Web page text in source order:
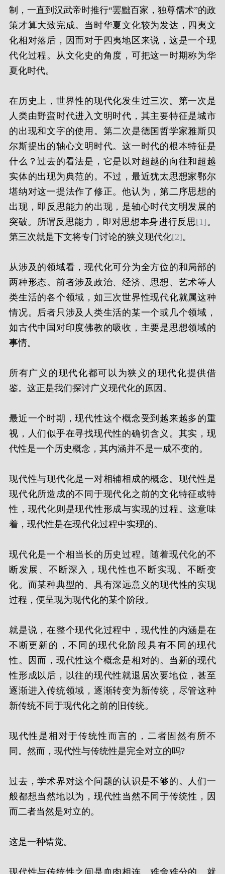
制，一直到汉武帝时推行“罢黜百家，独尊儒术”的政
策才算大致完成。当时华夏文化较为发达，四夷文
化相对落后，因而对于四夷地区来说，这是一个现
代化过程。从文化史的角度，可把这一时期称为华
夏化时代。
在历史上，世界性的现代化发生过三次。第一次是
人类由野蛮时代进入文明时代，其主要特征是城市
的出现和文字的使用。第二次是德国哲学家雅斯贝
尔斯提出的轴心文明时代。这一时代的根本特征是
什么？过去的看法是，它是以对超越的向往和超越
实体的出现为典范的。不过，最近犹太思想家鄂尔
堪纳对这一提法作了修正。他认为，第二序思想的
出现，即反思能力的出现，是轴心时代文明发展的
突破。所谓反思能力，即对思想本身进行反思[1]。
第三次就是下文将专门讨论的狭义现代化[2]。
从涉及的领域看，现代化可分为全方位的和局部的
两种形态。前者涉及政治、经济、思想、艺术等人
类生活的各个领域，如三次世界性现代化就属这种
情况。后者只涉及人类生活的某一个或几个领域，
如古代中国对印度佛教的吸收，主要是思想领域的
事情。
所有广义的现代化都可以为狭义的现代化提供借
鉴。这正是我们探讨广义现代化的原因。
最近一个时期，现代性这个概念受到越来越多的重
视，人们似乎在寻找现代性的确切含义。其实，现
代性是一个历史概念，其内涵并不是一成不变的。
现代性与现代化是一对相辅相成的概念。现代性是
现代化所造成的不同于现代化之前的文化特征或特
性，现代化则是现代性形成与实现的过程。这意味
着，现代性是在现代化过程中实现的。
现代化是一个相当长的历史过程。随着现代化的不
断发展、不断深入，现代性也不断实现、不断变
化。而某种典型的、具有深远意义的现代性的实现
过程，便呈现为现代化的某个阶段。
就是说，在整个现代化过程中，现代性的内涵是在
不断更新的，不同的现代化阶段具有不同的现代
性。因而，现代性这个概念是相对的。当新的现代
性形成以后，以往的现代性就退居次要地位，甚至
逐渐进入传统领域，逐渐转变为新传统，尽管这种
新传统不同于现代化之前的旧传统。
现代性是相对于传统性而言的，二者固然有所不
同。然而，现代性与传统性是完全对立的吗?
过去，学术界对这个问题的认识是不够的。人们一
般都想当然地以为，现代性当然不同于传统性，因
而二者当然是对立的。
这是一种错觉。
现代性与传统性之间是血肉相连、难舍难分的。就